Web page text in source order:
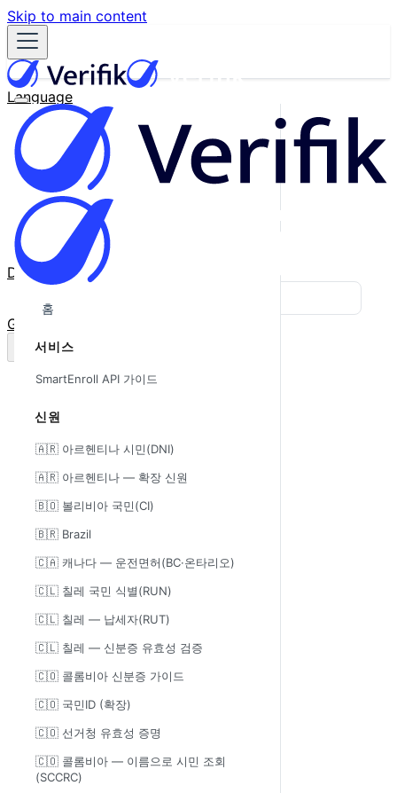
Skip to main content
Language
English
Español
Français
Português
한국어
日本語
中文
Docs
GitHub
홈
서비스
SmartEnroll API 가이드
신원
🇦🇷 아르헨티나 시민(DNI)
🇦🇷 아르헨티나 — 확장 신원
🇧🇴 볼리비아 국민(CI)
🇧🇷 Brazil
🇨🇦 캐나다 — 운전면허(BC·온타리오)
🇨🇱 칠레 국민 식별(RUN)
🇨🇱 칠레 — 납세자(RUT)
🇨🇱 칠레 — 신분증 유효성 검증
🇨🇴 콜롬비아 신분증 가이드
🇨🇴 국민ID (확장)
🇨🇴 선거청 유효성 증명
🇨🇴 콜롬비아 — 이름으로 시민 조회
(SCCRC)